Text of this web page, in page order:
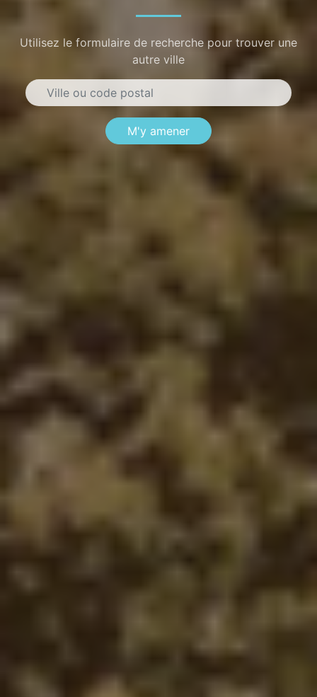
Utilisez le formulaire de recherche pour trouver une
autre ville
M'y amener